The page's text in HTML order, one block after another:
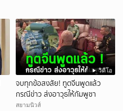
วิดีโอ
จบทุกข้อสงสัย! ทูตจีนพูดแล้ว
กรณีข่าว ส่งอาวุธให้กัมพูชา
สยามนิวส์